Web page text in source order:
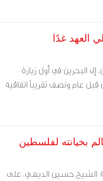
العهد غدًا
إلى البحرين في أول زيارة
عام ونصف تقريباً اتفاقية
الشيخ حسين الديهي، على